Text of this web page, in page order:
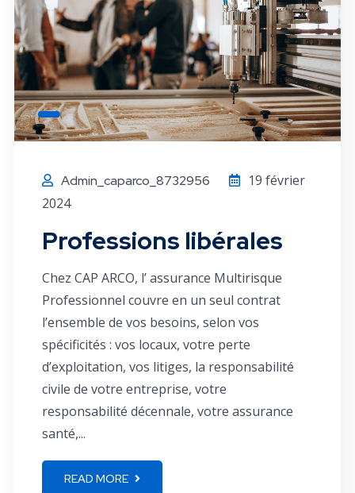
Admin_caparco_8732956
19 février
2024
Professions libérales
Chez CAP ARCO, l’ assurance Multirisque
Professionnel couvre en un seul contrat
l’ensemble de vos besoins, selon vos
spécificités : vos locaux, votre perte
d’exploitation, vos litiges, la responsabilité
civile de votre entreprise, votre
responsabilité décennale, votre assurance
santé,...
READ MORE